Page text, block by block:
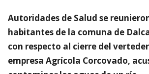
Autoridades de Salud se
habitantes de la comuna de
con respecto al cierre del
empresa Agrícola Corcovado,